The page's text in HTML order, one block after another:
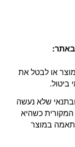
באתר:
או לבטל את
שלא נעשה
המקורית כשהיא
במוצר